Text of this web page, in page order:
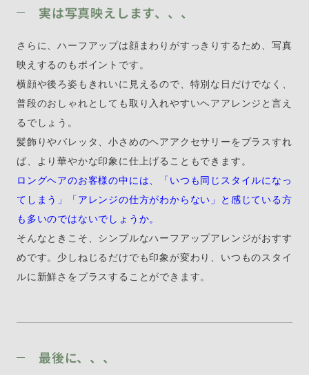
実は写真映えします、、、
さらに、ハーフアップは顔まわりがすっきりするため、写真
映えするのもポイントです。
横顔や後ろ姿もきれいに見えるので、特別な日だけでなく、
普段のおしゃれとしても取り入れやすいヘアアレンジと言え
るでしょう。
髪飾りやバレッタ、小さめのヘアアクセサリーをプラスすれ
ば、より華やかな印象に仕上げることもできます。
ロングヘアのお客様の中には、「いつも同じスタイルになっ
てしまう」「アレンジの仕方がわからない」と感じている方
も多いのではないでしょうか。
そんなときこそ、シンプルなハーフアップアレンジがおすす
めです。少しねじるだけでも印象が変わり、いつものスタイ
ルに新鮮さをプラスすることができます。
最後に、、、